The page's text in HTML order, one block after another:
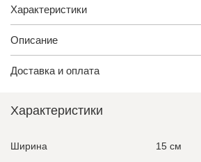
Характеристики
Описание
Доставка и оплата
Характеристики
Ширина
15 см